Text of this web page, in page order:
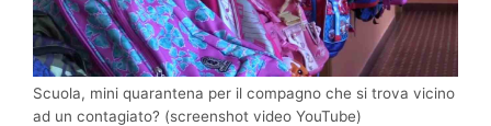
Scuola, mini quarantena per il compagno che si trova vicino
ad un contagiato? (screenshot video YouTube)